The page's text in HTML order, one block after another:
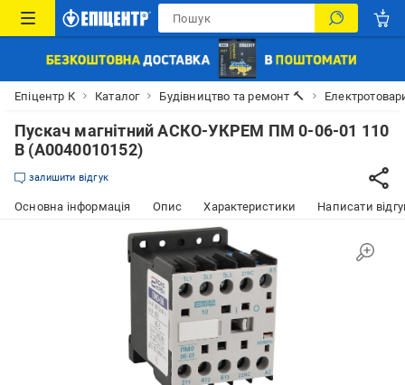
Епіцентр К Каталог Будівництво та ремонт 🔨
Пускач магнітний АСКО-УКРЕМ ПМ 0-06-01 110
В (A0040010152)
залишити відгук
Основна інформація Опис Характеристики Написати